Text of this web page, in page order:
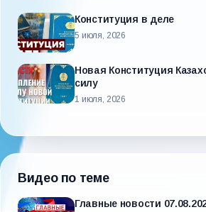
Конституция в деле
5 июля, 2026
Новая Конституция
силу
1 июля, 2026
Видео по теме
Главные новости